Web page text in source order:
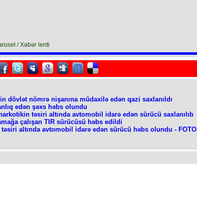
/ Xəbər lenti
dövlət nömrə nişanına müdaxilə edən qazi saxlanıldı
edən şəxs həbs olundu
təsiri altında avtomobil idarə edən sürücü saxlanılıb
çalışan TIR sürücüsü həbs edildi
təsiri altında avtomobil idarə edən sürücü həbs olundu - FOTO